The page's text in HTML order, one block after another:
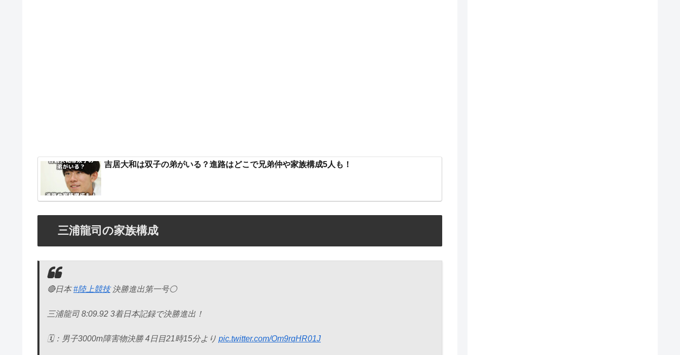
吉居大和は双子の弟がいる？進路はどこで兄弟仲や家族構成5人も！
三浦龍司の家族構成
🔴日本#陸上競技決勝進出第一号⚪️
三浦龍司 8:09.92 3着日本記録で決勝進出！
🗓：男子3000m障害物決勝 4日目21時15分より pic.twitter.com/Om9rqHR01J